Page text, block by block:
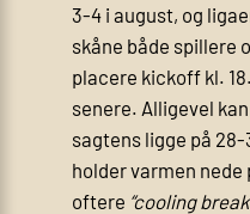
3-4 i august, og
skåne både spillere
placere kickoff kl.
senere. Alligevel
sagtens ligge på
holder varmen nede
oftere “cooling